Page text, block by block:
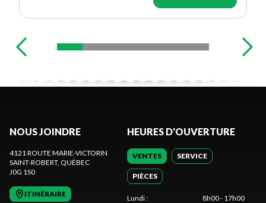
NOUS JOINDRE
4121 ROUTE MARIE-VICTORIN
SAINT-ROBERT, QUÉBEC
J0G 1S0
ITINÉRAIRE
HEURES D'OUVERTURE
VENTES SERVICE
PIÈCES
Lundi:
8h00 - 17h00